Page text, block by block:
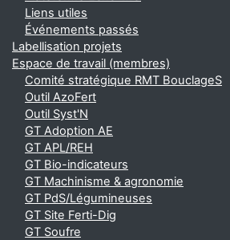
Liens utiles
Événements passés
Labellisation projets
Espace de travail (membres)
Comité stratégique RMT BouclageS
Outil AzoFert
Outil Syst'N
GT Adoption AE
GT APL/REH
GT Bio-indicateurs
GT Machinisme & agronomie
GT PdS/Légumineuses
GT Site Ferti-Dig
GT Soufre